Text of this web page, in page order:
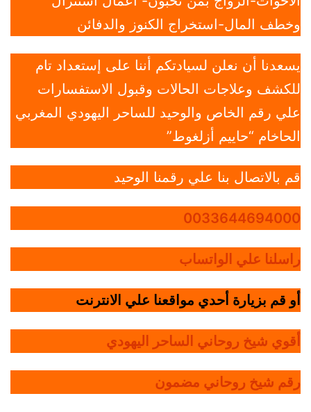
وخطف المال-استخراج الكنوز والدفائن
يسعدنا أن نعلن لسيادتكم أننا على إستعداد تام
للكشف وعلاجات الحالات وقبول الاستفسارات
علي رقم الخاص والوحيد للساحر اليهودي المغربي
الحاخام “حاييم أزلغوط”
قم بالاتصال بنا علي رقمنا الوحيد
0033644694000
راسلنا علي الواتساب
أو قم بزيارة أحدي مواقعنا علي الانترنت
أقوي شيخ روحاني الساحر اليهودي
رقم شيخ روحاني مضمون